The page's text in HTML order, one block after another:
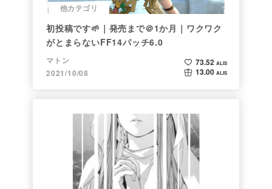
他カテゴリ
初投稿です🌱｜発売まで＠1か月｜ワクワク
がとまらないFF14パッチ6.0
マトン
2021/10/08
73.52 ALIS
13.00 ALIS